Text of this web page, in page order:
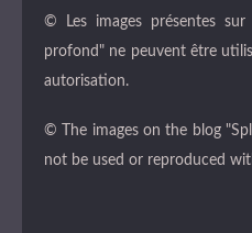
© Les images présentes
profond" ne peuvent être
autorisation.
© The images on the blog
not be used or reproduced